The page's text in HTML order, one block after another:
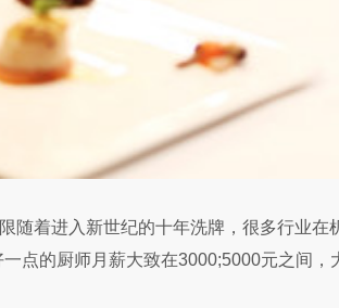
着进入新世纪的十年洗牌，很多行业在
点的厨师月薪大致在3000;5000元之间，